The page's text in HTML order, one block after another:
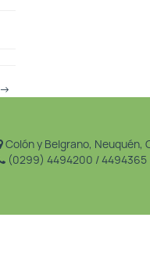
→
Colón y Belgrano, Neuquén,
(0299) 4494200 / 4494365